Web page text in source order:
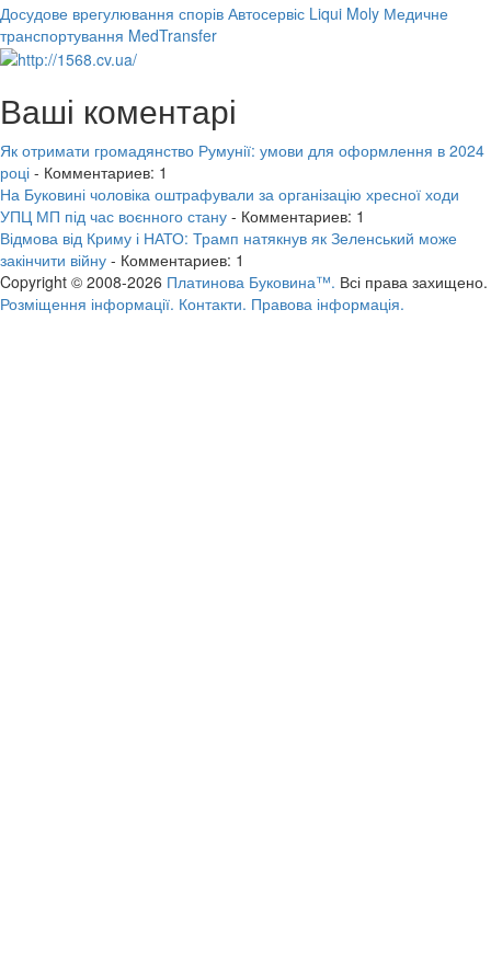
Досудове врегулювання спорів Автосервіс Liqui Moly Медичне
транспортування MedTransfer
Ваші коментарі
Як отримати громадянство Румунії: умови для оформлення в 2024
році - Комментариев: 1
На Буковині чоловіка оштрафували за організацію хресної ходи
УПЦ МП під час воєнного стану - Комментариев: 1
Відмова від Криму і НАТО: Трамп натякнув як Зеленський може
закінчити війну - Комментариев: 1
Copyright © 2008-2026 Платинова Буковина™. Всі права захищено.
Розміщення інформації. Контакти. Правова інформація.